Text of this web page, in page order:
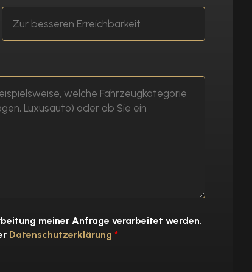
meiner Anfrage verarbeitet werden.
Datenschutzerklärung *